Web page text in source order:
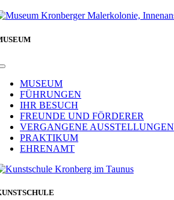
Toggle
NavigationMUSEUM
FÜHRUNGEN
IHR BESUCH
FREUNDE UND FÖRDERER
VERGANGENE AUSSTELLUNGEN
PRAKTIKUM
EHRENAMT